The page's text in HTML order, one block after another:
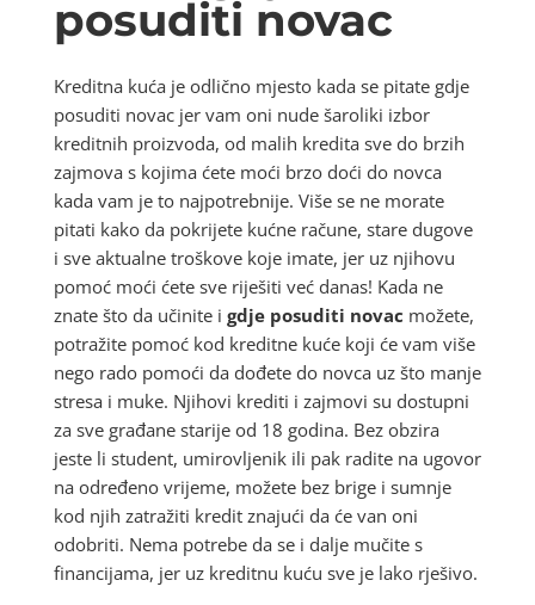
posuditi novac
Kreditna kuća je odlično mjesto kada se pitate gdje
posuditi novac jer vam oni nude šaroliki izbor
kreditnih proizvoda, od malih kredita sve do brzih
zajmova s kojima ćete moći brzo doći do novca
kada vam je to najpotrebnije. Više se ne morate
pitati kako da pokrijete kućne račune, stare dugove
i sve aktualne troškove koje imate, jer uz njihovu
pomoć moći ćete sve riješiti već danas! Kada ne
znate što da učinite i gdje posuditi novac možete,
potražite pomoć kod kreditne kuće koji će vam više
nego rado pomoći da dođete do novca uz što manje
stresa i muke. Njihovi krediti i zajmovi su dostupni
za sve građane starije od 18 godina. Bez obzira
jeste li student, umirovljenik ili pak radite na ugovor
na određeno vrijeme, možete bez brige i sumnje
kod njih zatražiti kredit znajući da će van oni
odobriti. Nema potrebe da se i dalje mučite s
financijama, jer uz kreditnu kuću sve je lako rješivo.